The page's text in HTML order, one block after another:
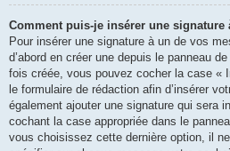
Comment puis-je insérer une signature
Pour insérer une signature à un de vos
d’abord en créer une depuis le panneau
fois créée, vous pouvez cocher la case «
le formulaire de rédaction afin d’insérer
également ajouter une signature qui sera
cochant la case appropriée dans le
vous choisissez cette dernière option, il